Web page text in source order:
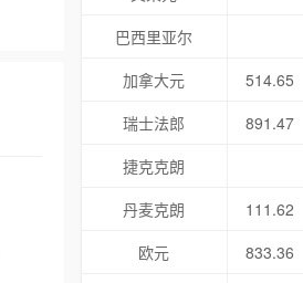
巴西里亚尔
加拿大元
514.65
瑞士法郎
891.47
捷克克朗
丹麦克朗
111.62
欧元
833.36